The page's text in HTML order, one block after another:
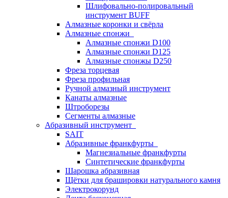
Шлифовально-полировальный
инструмент BUFF
Алмазные коронки и свёрла
Алмазные спонжи
Алмазные спонжи D100
Алмазные спонжи D125
Алмазные спонжы D250
Фреза торцевая
Фреза профильная
Ручной алмазный инструмент
Канаты алмазные
Штроборезы
Сегменты алмазные
Абразивный инструмент
SAIT
Абразивные франкфурты
Магнезиальные франкфурты
Синтетические франкфурты
Шарошка абразивная
Щётки для брашировки натурального камня
Электрокорунд